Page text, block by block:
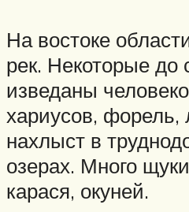
На востоке
рек. Некоторые до
изведаны
хариусов, форель,
нахлыст в
озерах. Много
карася, окуней.